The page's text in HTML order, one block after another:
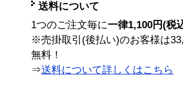
送料について
1つのご注文毎に一律1,100円(税
※売掛取引(後払い)のお客様は
無料！
⇒送料について詳しくはこちら